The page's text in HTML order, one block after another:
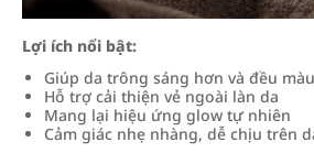
Lợi ích nổi bật:
Giúp da trông sáng hơn và đều
Hỗ trợ cải thiện vẻ ngoài làn da
Mang lại hiệu ứng glow tự nhiên
Cảm giác nhẹ nhàng, dễ chịu trên